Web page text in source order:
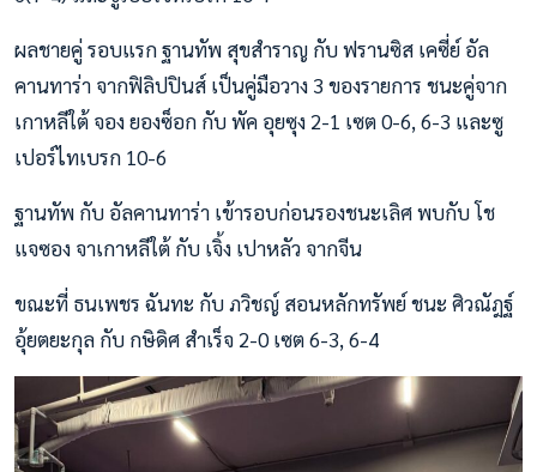
ผลชายคู่ รอบแรก ฐานทัพ สุขสำราญ กับ ฟรานซิส เคซี่ย์ อัล
คานทาร่า จากฟิลิปปินส์ เป็นคู่มือวาง 3 ของรายการ ชนะคู่จาก
เกาหลีใต้ จอง ยองซ็อก กับ พัค อุยซุง 2-1 เซต 0-6, 6-3 และซู
เปอร์ไทเบรก 10-6
ฐานทัพ กับ อัลคานทาร่า เข้ารอบก่อนรองชนะเลิศ พบกับ โช
แจซอง จาเกาหลีใต้ กับ เจิ้ง เปาหลัว จากจีน
ขณะที่ ธนเพชร ฉันทะ กับ ภวิชญ์ สอนหลักทรัพย์ ชนะ ศิวณัฎฐ์
อุ้ยตยะกุล กับ กษิดิศ สำเร็จ 2-0 เซต 6-3, 6-4